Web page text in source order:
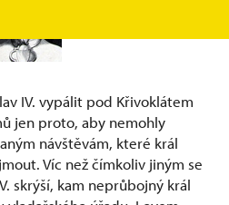
IV. vypálit pod Křivoklátem
jen proto, aby nemohly
návštěvám, které král
Víc než čímkoliv jiným se
skrýší, kam neprůbojný král